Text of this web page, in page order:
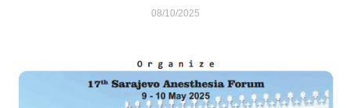
08/10/2025